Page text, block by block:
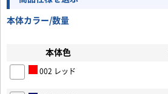
本体カラー/数量
本体色
002 レッド